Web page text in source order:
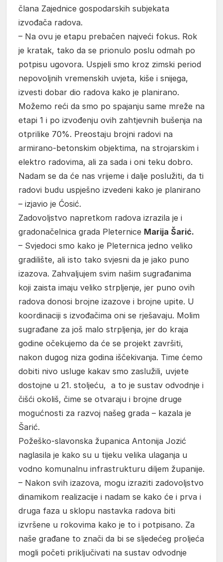
člana Zajednice gospodarskih subjekata
izvođača radova.
– Na ovu je etapu prebačen najveći fokus. Rok
je kratak, tako da se prionulo poslu odmah po
potpisu ugovora. Uspjeli smo kroz zimski period
nepovoljnih vremenskih uvjeta, kiše i snijega,
izvesti dobar dio radova kako je planirano.
Možemo reći da smo po spajanju same mreže na
etapi 1 i po izvođenju ovih zahtjevnih bušenja na
otprilike 70%. Preostaju brojni radovi na
armirano-betonskim objektima, na strojarskim i
elektro radovima, ali za sada i oni teku dobro.
Nadam se da će nas vrijeme i dalje poslužiti, da ti
radovi budu uspješno izvedeni kako je planirano
– izjavio je Ćosić.
Zadovoljstvo napretkom radova izrazila je i
gradonačelnica grada Pleternice Marija Šarić.
– Svjedoci smo kako je Pleternica jedno veliko
gradilište, ali isto tako svjesni da je jako puno
izazova. Zahvaljujem svim našim sugrađanima
koji zaista imaju veliko strpljenje, jer puno ovih
radova donosi brojne izazove i brojne upite. U
koordinaciji s izvođačima oni se rješavaju. Molim
sugrađane za još malo strpljenja, jer do kraja
godine očekujemo da će se projekt završiti,
nakon dugog niza godina iščekivanja. Time ćemo
dobiti nivo usluge kakav smo zaslužili, uvjete
dostojne u 21. stoljeću, a to je sustav odvodnje i
čišći okoliš, čime se otvaraju i brojne druge
mogućnosti za razvoj našeg grada – kazala je
Šarić.
Požeško-slavonska županica Antonija Jozić
naglasila je kako su u tijeku velika ulaganja u
vodno komunalnu infrastrukturu diljem županije.
– Nakon svih izazova, mogu izraziti zadovoljstvo
dinamikom realizacije i nadam se kako će i prva i
druga faza u sklopu nastavka radova biti
izvršene u rokovima kako je to i potpisano. Za
naše građane to znači da bi se sljedećeg proljeća
mogli početi priključivati na sustav odvodnje